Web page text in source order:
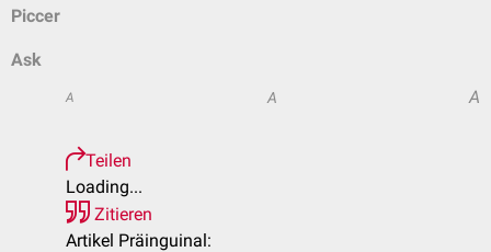
Piccer
Ask
A A A
Teilen
Loading...
Zitieren
Artikel Präinguinal: